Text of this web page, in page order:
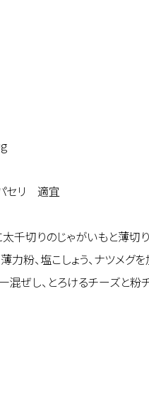
セリ 適宜
千切りのじゃがいもと薄切
粉、塩こしょう、ナツメグを
ぜし、とろけるチーズと粉